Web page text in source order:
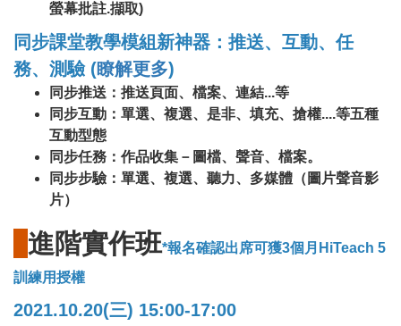
螢幕批註.擷取)
同步課堂教學模組新神器：推送、互動、任
務、測驗 (瞭解更多)
同步推送：推送頁面、檔案、連結...等
同步互動：單選、複選、是非、填充、搶權....等五種
互動型態
同步任務：作品收集－圖檔、聲音、檔案。
同步步驗：單選、複選、聽力、多媒體（圖片聲音影
片）
進階實作班*報名確認出席可獲3個月HiTeach 5
訓練用授權
2021.10.20(三) 15:00-17:00